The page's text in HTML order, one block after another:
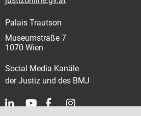
Palais Trautson
Museumstraße 7
1070 Wien
Social Media Kanäle
der Justiz und des BMJ